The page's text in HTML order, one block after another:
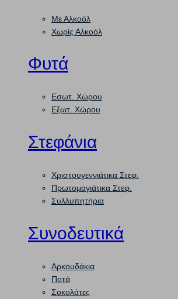
Με Αλκοόλ
Χωρίς Αλκοόλ
Φυτά
Εσωτ. Χώρου
Εξωτ. Χώρου
Στεφάνια
Χριστουγεννιάτικα Στεφ.
Πρωτομαγιάτικα Στεφ.
Συλλυπητήρια
Συνοδευτικά
Αρκουδάκια
Ποτά
Σοκολάτες